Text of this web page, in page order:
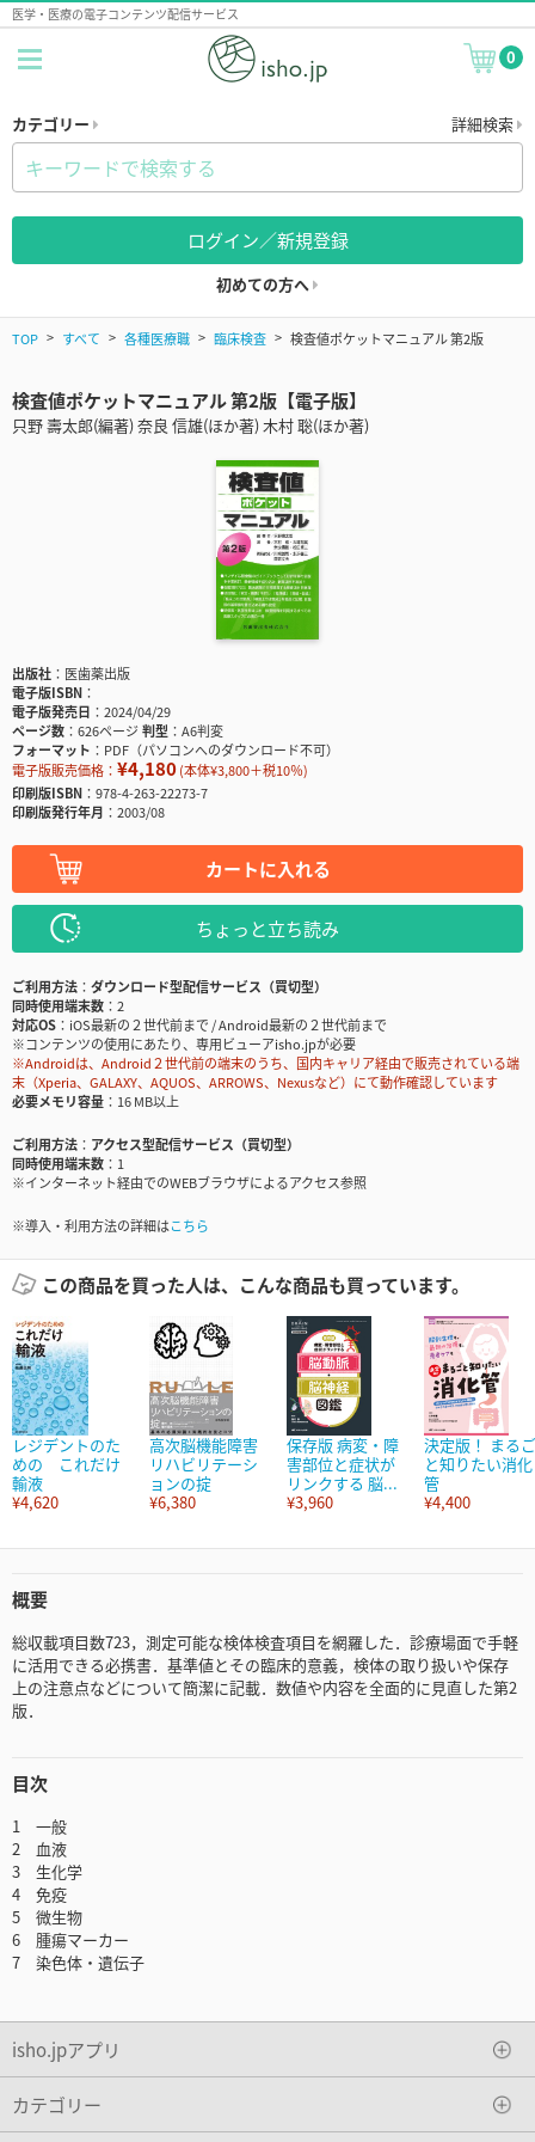
医学・医療の電子コンテンツ配信サービス
0
カテゴリー 詳細検索
ログイン／新規登録
初めての方へ
TOP すべて 各種医療職 臨床検査 検査値ポケットマニュアル 第2版
検査値ポケットマニュアル 第2版【電子版】
只野 壽太郎(編著) 奈良 信雄(ほか著) 木村 聡(ほか著)
出版社
医歯薬出版
電子版ISBN
電子版発売日
2024/04/29
ページ数
626ページ判型
A6判変
フォーマット
PDF（パソコンへのダウンロード不可）
電子版販売価格： ¥4,180(本体¥3,800＋税10％)
印刷版ISBN
978-4-263-22273-7
印刷版発行年月
2003/08
カートに入れる
ちょっと立ち読み
ご利用方法
ダウンロード型配信サービス（買切型）
同時使用端末数
2
対応OS
iOS最新の２世代前まで / Android最新の２世代前まで
※コンテンツの使用にあたり、専用ビューアisho.jpが必要
※Androidは、Android２世代前の端末のうち、国内キャリア経由で販売されている端
末（Xperia、GALAXY、AQUOS、ARROWS、Nexusなど）にて動作確認しています
必要メモリ容量
16 MB以上
ご利用方法
アクセス型配信サービス（買切型）
同時使用端末数
1
※インターネット経由でのWEBブラウザによるアクセス参照
※導入・利用方法の詳細はこちら
この商品を買った人は、こんな商品も買っています。
レジデントのた
めの これだけ
輸液
¥4,620
高次脳機能障害
リハビリテーシ
ョンの掟
¥6,380
保存版 病変・障
害部位と症状が
リンクする 脳...
¥3,960
決定版！ まるご
と知りたい消化
管
¥4,400
概要
総収載項目数723，測定可能な検体検査項目を網羅した．診療場面で手軽
に活用できる必携書．基準値とその臨床的意義，検体の取り扱いや保存
上の注意点などについて簡潔に記載．数値や内容を全面的に見直した第2
版．
目次
1 一般
2 血液
3 生化学
4 免疫
5 微生物
6 腫瘍マーカー
7 染色体・遺伝子
isho.jpアプリ
カテゴリー